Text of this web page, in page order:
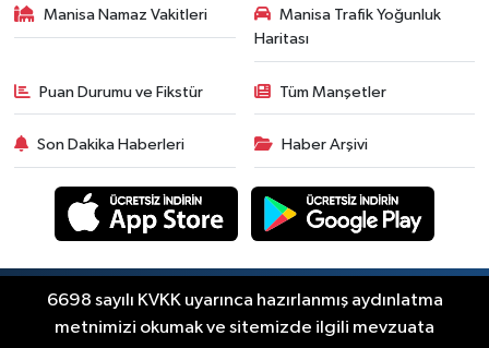
Manisa Namaz Vakitleri
Manisa Trafik Yoğunluk
Haritası
Puan Durumu ve Fikstür Tüm Manşetler
Son Dakika Haberleri Haber Arşivi
RSS
Copyright © Akhisar Press Haber 2012-2026 Her
hakkı saklıdır.
6698 sayılı KVKK uyarınca hazırlanmış aydınlatma
metnimizi okumak ve sitemizde ilgili mevzuata